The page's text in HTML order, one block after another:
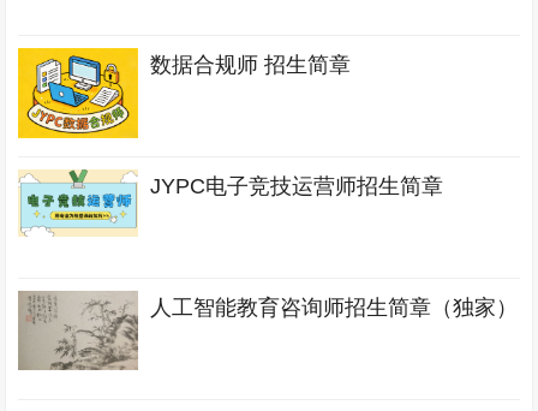
数据合规师 招生简章
JYPC电子竞技运营师招生简章
人工智能教育咨询师招生简章（独家）